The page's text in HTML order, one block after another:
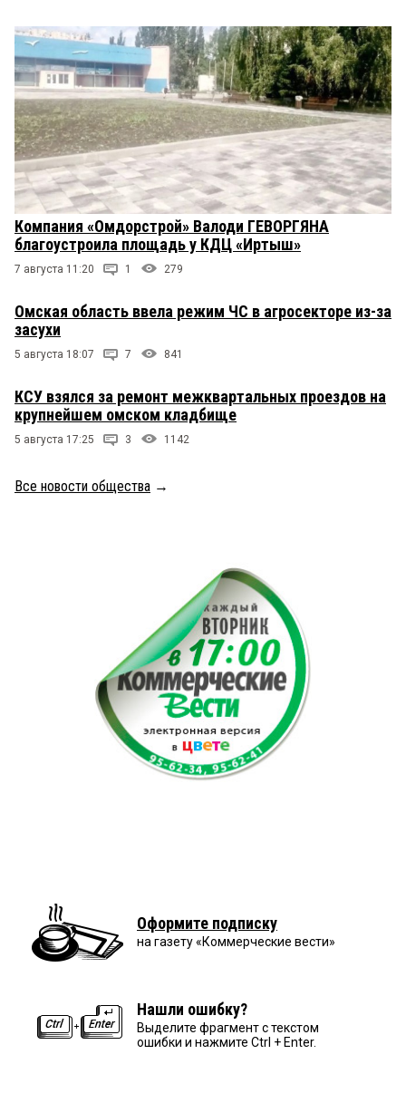
Компания «Омдорстрой» Валоди ГЕВОРГЯНА
благоустроила площадь у КДЦ «Иртыш»
7 августа 11:20 1 279
Омская область ввела режим ЧС в агросекторе из-за
засухи
5 августа 18:07 7 841
КСУ взялся за ремонт межквартальных проездов на
крупнейшем омском кладбище
5 августа 17:25 3 1142
Все новости общества →
Оформите подписку
на газету «Коммерческие вести»
Нашли ошибку?
Выделите фрагмент с текстом
ошибки и нажмите Ctrl + Enter.